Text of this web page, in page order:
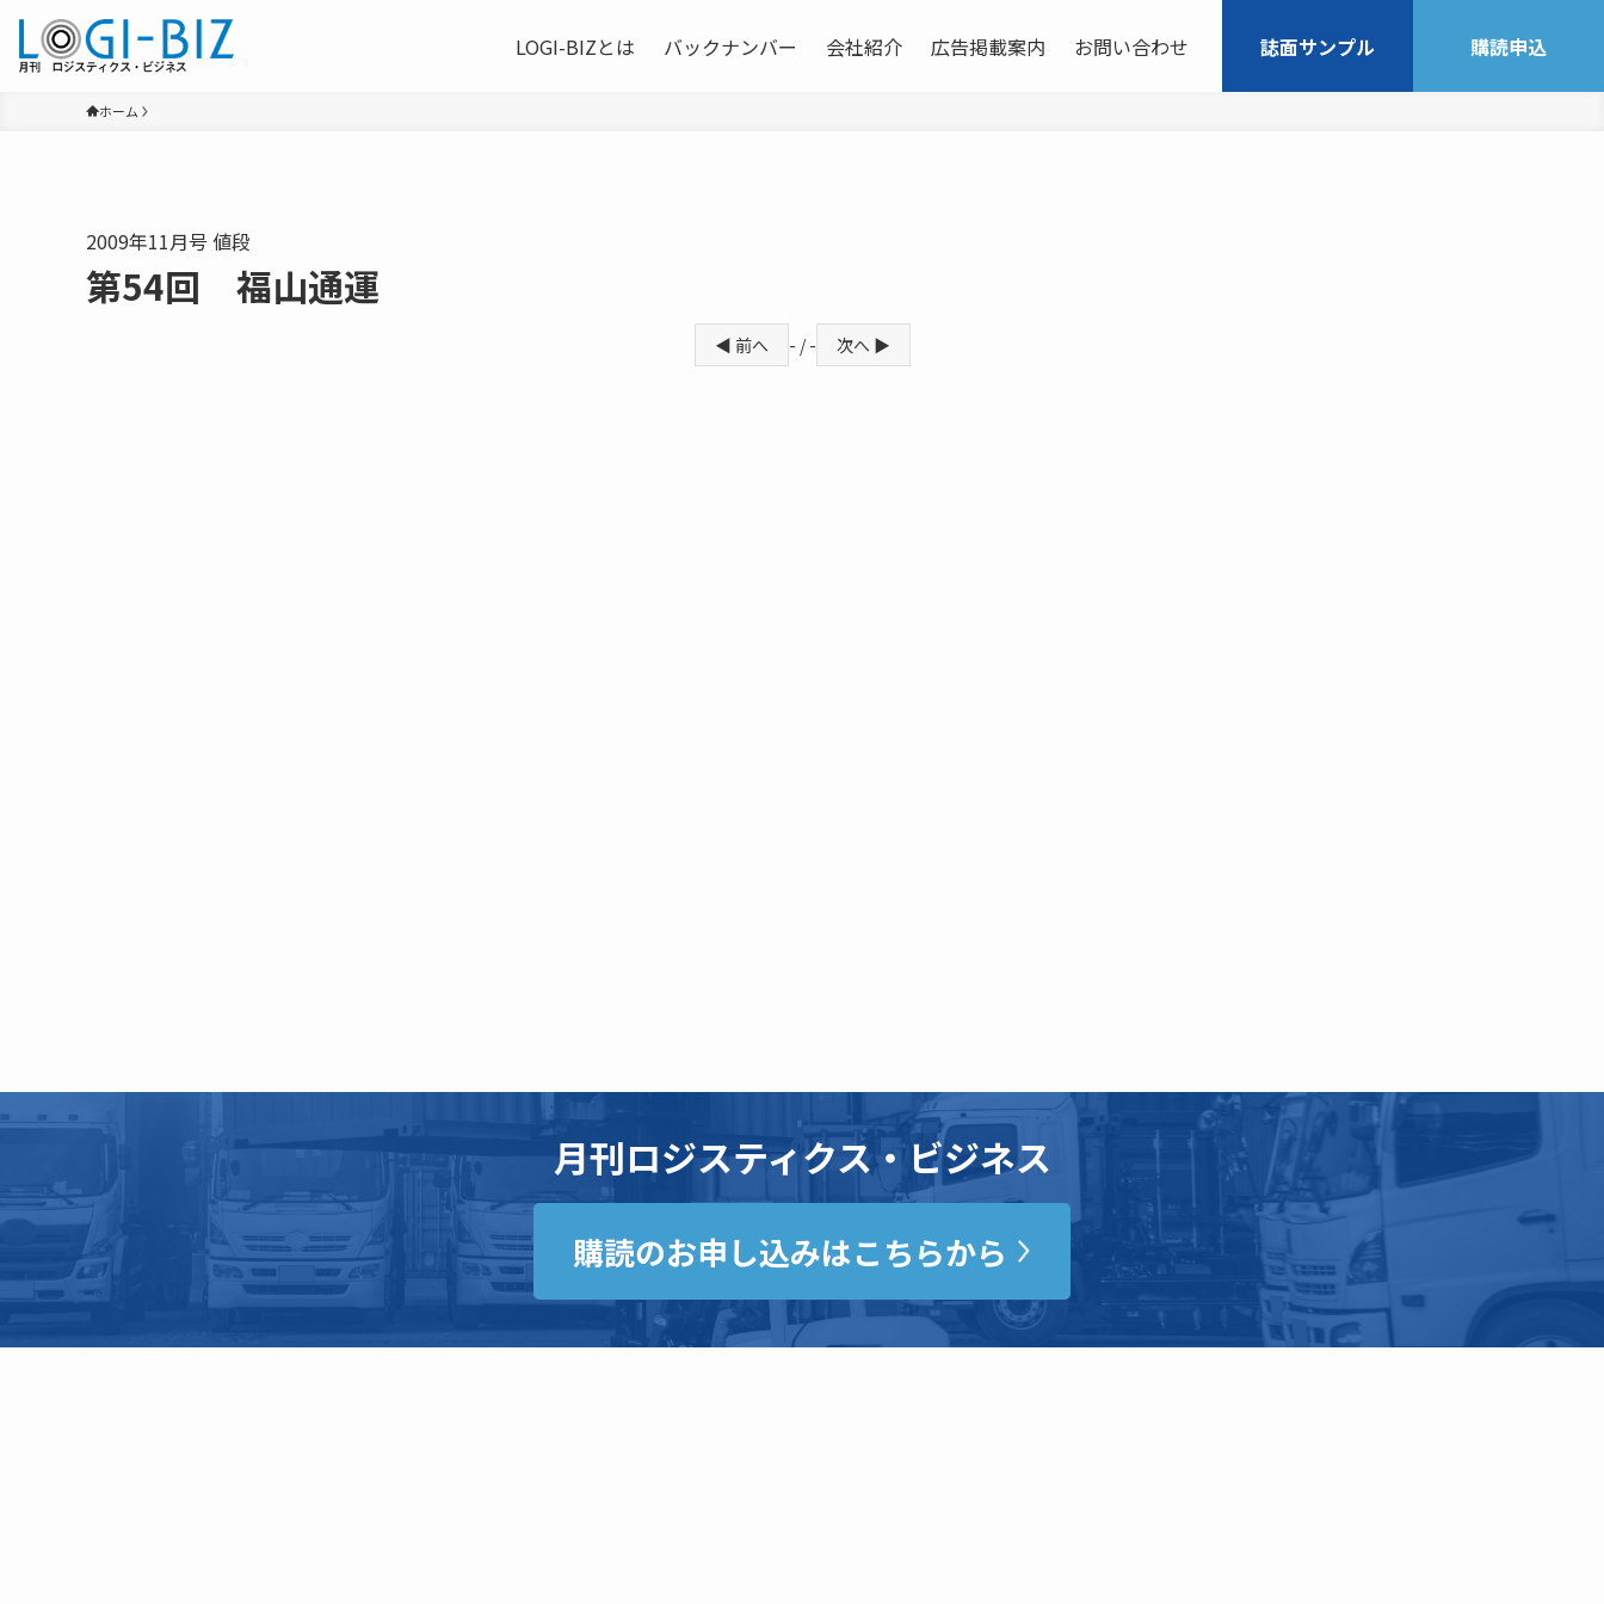
LOGI-BIZとは バックナンバー 会社紹介 広告掲載案内 お問い合わせ 誌面サンプル 購読申込
ホーム
2009年11月号 値段
第54回 福山通運
◀ 前へ - / - 次へ ▶
月刊ロジスティクス・ビジネス
購読のお申し込みはこちらから